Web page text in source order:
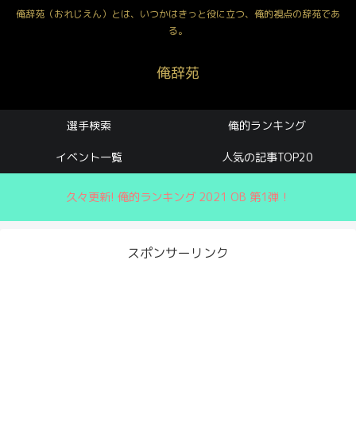
俺辞苑（おれじえん）とは、いつかはきっと役に立つ、俺的視点の辞苑であ
る。
俺辞苑
選手検索 俺的ランキング
イベント一覧 人気の記事TOP20
久々更新! 俺的ランキング 2021 OB 第1弾！
スポンサーリンク